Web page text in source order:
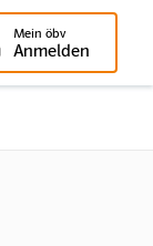
Mein öbv
Anmelden